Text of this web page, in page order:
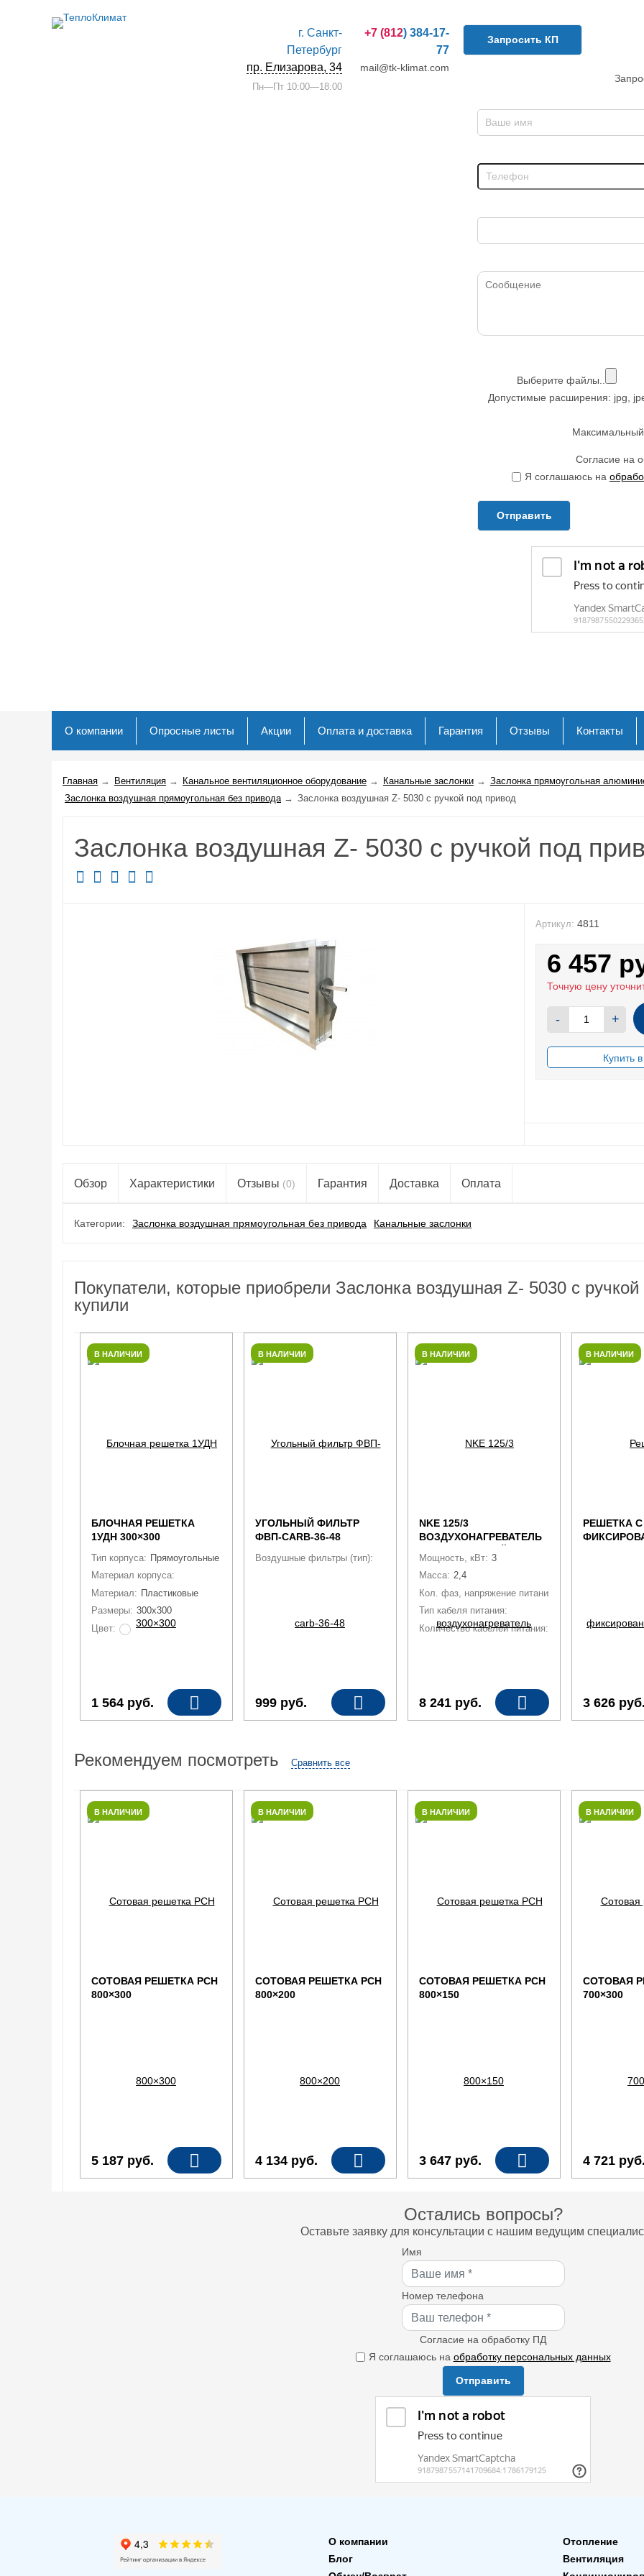
г. Санкт-
Петербург
пр. Елизарова, 34
Пн—Пт 10:00—18:00
+7 (812) 384-17-
77
mail@tk-klimat.com
Запросить КП
Выберите файлы..
Допустимые расширения: jpg,
Согласие на
Я соглашаюсь на
Отправить
О компании Опросные листы Акции Оплата и доставка Гарантия Отзывы Контакты
Главная → Вентиляция → Канальное вентиляционное оборудование → Канальные заслонки → Заслонка прямоугольная
Заслонка воздушная прямоугольная без привода→ Заслонка воздушная Z- 5030 с ручкой под привод
Заслонка воздушная Z- 5030 с ручкой под
Артикул: 4811
6 457
Точную цену
- +
Обзор Характеристики Отзывы (0) Гарантия Доставка Оплата
Категории: Заслонка воздушная прямоугольная без привода Канальные заслонки
Покупатели, которые приобрели Заслонка воздушная Z- 5030 с
купили
В НАЛИЧИИ
БЛОЧНАЯ РЕШЕТКА
1УДН 300×300
Тип корпуса: Прямоугольные
Материал корпуса:
Материал: Пластиковые
Размеры: 300x300
Цвет:
1 564 руб.
В НАЛИЧИИ
УГОЛЬНЫЙ ФИЛЬТР
ФВП-CARB-36-48
Воздушные фильтры (тип): Фильтры панельные ФВП
999 руб.
В НАЛИЧИИ
NKE 125/3
ВОЗДУХОНАГРЕВАТЕЛЬ
КАНАЛЬНЫЙ КРУГЛЫЙ
Мощность, кВт: 3
Масса: 2,4
Кол. фаз, напряжение питания, В:
Тип кабеля питания:
Количество кабелей питания:
8 241 руб.
В НАЛИЧИИ
РЕШЕТКА С
3 626 руб.
Рекомендуем посмотреть Сравнить все
В НАЛИЧИИ
СОТОВАЯ РЕШЕТКА РСН
800×300
5 187 руб.
В НАЛИЧИИ
СОТОВАЯ РЕШЕТКА РСН
800×200
4 134 руб.
В НАЛИЧИИ
СОТОВАЯ РЕШЕТКА РСН
800×150
3 647 руб.
В НАЛИЧИИ
СОТОВАЯ
700×300
4 721 руб.
Остались вопросы?
Оставьте заявку для консультации с нашим ведущим
Имя
Номер телефона
Согласие на обработку ПД
Я соглашаюсь на обработку персональных данных
Отправить
О компании
Блог
Отопление
Вентиляция